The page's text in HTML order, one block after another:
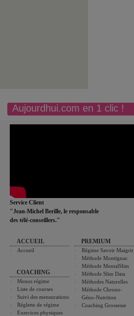
Aujourdhui.com en 1 clic !
Service Client
"Jean-Michel Berille, le responsable
des télé-conseillers."
ACCUEIL
Accueil
COACHING
Menus régime
Liste de courses
Suivi des mensurations
Réglette de régime
Exercices physiques
PREMIUM
Régime Savoir Maigrir
Méthode Montignac
Méthode MentalSlim
Méthode Slim Data
Méthodes Naturelles
Méthode Chrono-
Géno-Nutrition
Coaching Grossesse